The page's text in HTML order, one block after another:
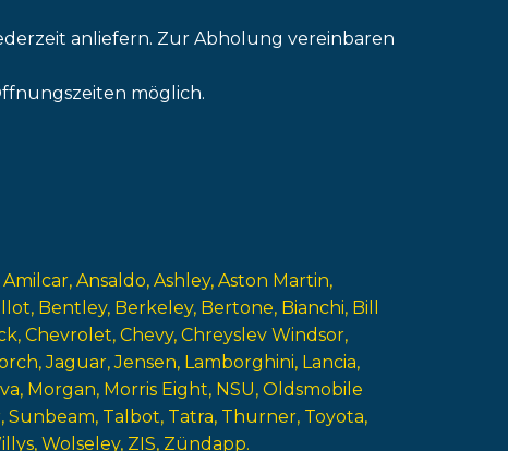
anliefern. Zur Abholung vereinbaren
möglich.
Amilcar Ansaldo Ashley Aston Martin
Bentley Berkeley Bertone Bianchi Bill
Chevrolet Chevy Chreyslev Windsor
Jaguar Jensen Lamborghini Lancia
Morgan Morris Eight NSU Oldsmobile
Sunbeam Talbot Tatra Thurner Toyota
Wolseley ZIS Zündapp